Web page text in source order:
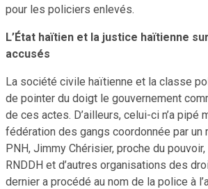
pour les policiers enlevés.
L’État haïtien et la justice haïtienne
accusés
La société civile haïtienne et la classe
de pointer du doigt le gouvernement
de ces actes. D’ailleurs, celui-ci n’a pipé
fédération des gangs coordonnée par un
PNH, Jimmy Chérisier, proche du pouvoir,
RNDDH et d’autres organisations des
dernier a procédé au nom de la police à